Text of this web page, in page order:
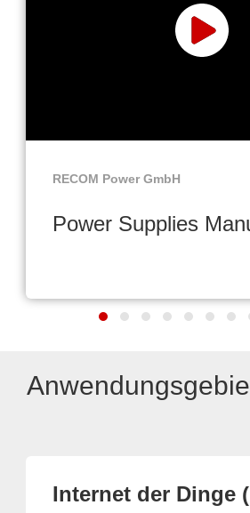
RECOM Power GmbH
Power Supplies
Internet der Dinge